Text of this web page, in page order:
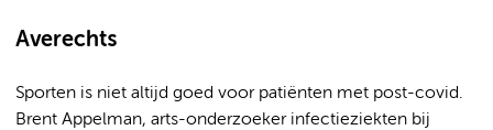
Averechts
Sporten is niet altijd goed voor patiënten met post-covid.
Brent Appelman, arts-onderzoeker infectieziekten bij